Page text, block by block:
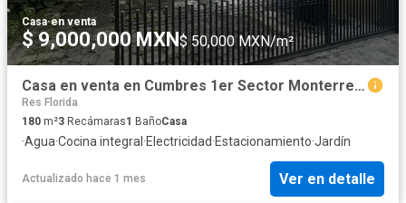
Casa·en venta
$ 9,000,000 MXN$ 50,000 MXN/m²
Casa en venta en Cumbres 1er Sector Monterrey con terreno amplio de 494 m²
Res Florida
180 m²3 Recámaras1 BañoCasa
·Agua·Cocina integral ·Electricidad·Estacionamiento·Jardín
Actualizado hace 1 mes Ver en detalle